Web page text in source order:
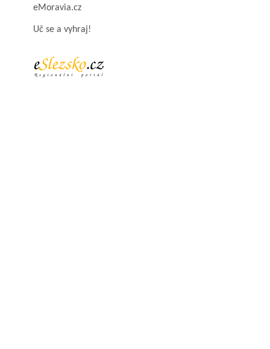
eMoravia.cz
Uč se a vyhraj!